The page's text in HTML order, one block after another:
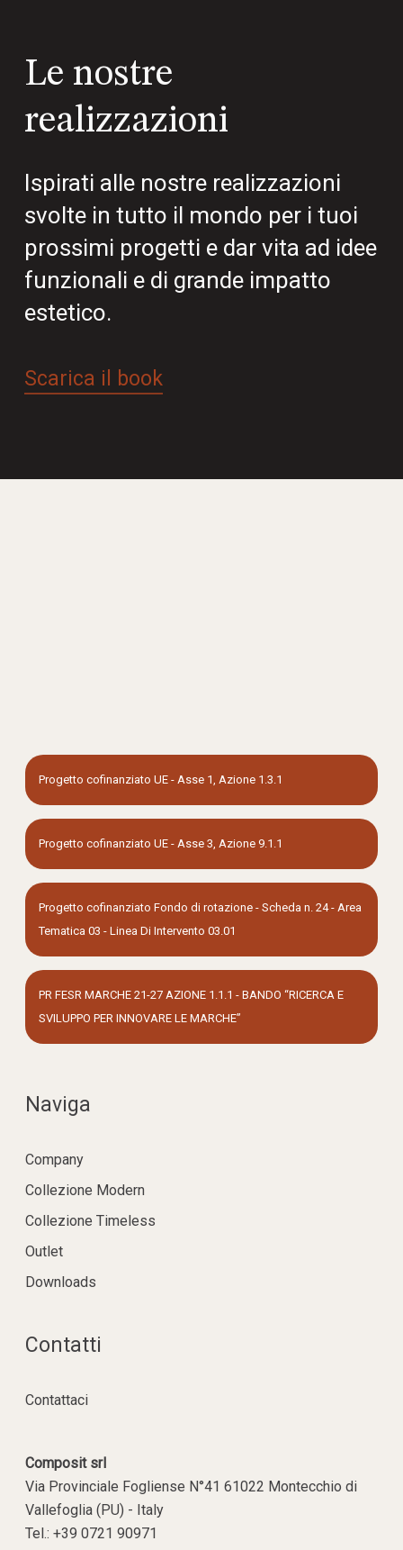
Le nostre
realizzazioni
Ispirati alle nostre realizzazioni
svolte in tutto il mondo per i tuoi
prossimi progetti e dar vita ad idee
funzionali e di grande impatto
estetico.
Scarica il book
Progetto cofinanziato UE - Asse 1, Azione 1.3.1
Progetto cofinanziato UE - Asse 3, Azione 9.1.1
Progetto cofinanziato Fondo di rotazione - Scheda n. 24 - Area
Tematica 03 - Linea Di Intervento 03.01
PR FESR MARCHE 21-27 AZIONE 1.1.1 - BANDO “RICERCA E
SVILUPPO PER INNOVARE LE MARCHE”
Naviga
Company
Collezione Modern
Collezione Timeless
Outlet
Downloads
Contatti
Contattaci
Composit srl
Via Provinciale Fogliense N°41 61022 Montecchio di
Vallefoglia (PU) - Italy
Tel.: +39 0721 90971